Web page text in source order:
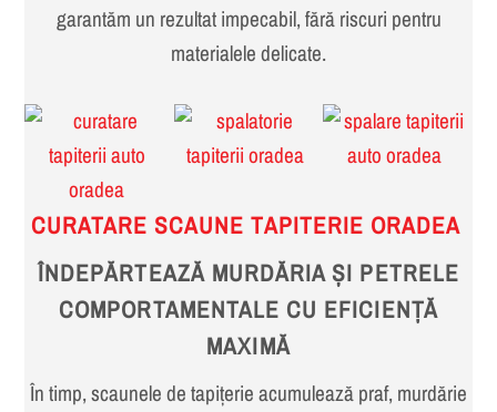
garantăm un rezultat impecabil, fără riscuri pentru
materialele delicate.
CURATARE SCAUNE TAPITERIE ORADEA
ÎNDEPĂRTEAZĂ MURDĂRIA ȘI PETRELE
COMPORTAMENTALE CU EFICIENȚĂ
MAXIMĂ
În timp, scaunele de tapițerie acumulează praf, murdărie